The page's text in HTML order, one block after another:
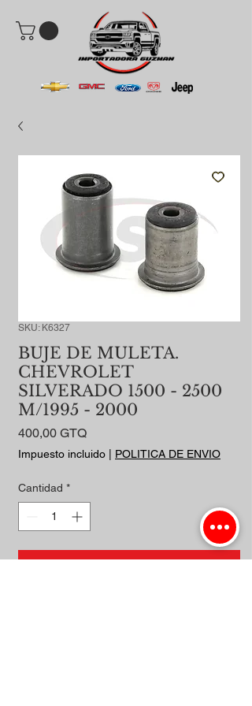
SKU: K6327
BUJE DE MULETA.
CHEVROLET
SILVERADO 1500 - 2500
M/1995 - 2000
400,00 GTQPrecio
Impuesto incluido POLITICA DE ENVIO
Cantidad *